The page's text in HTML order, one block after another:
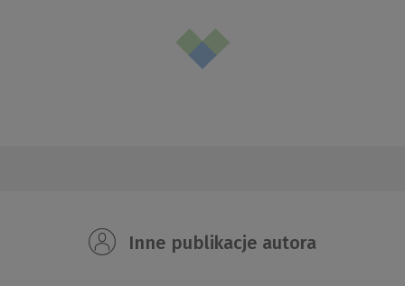
Inne publikacje autora